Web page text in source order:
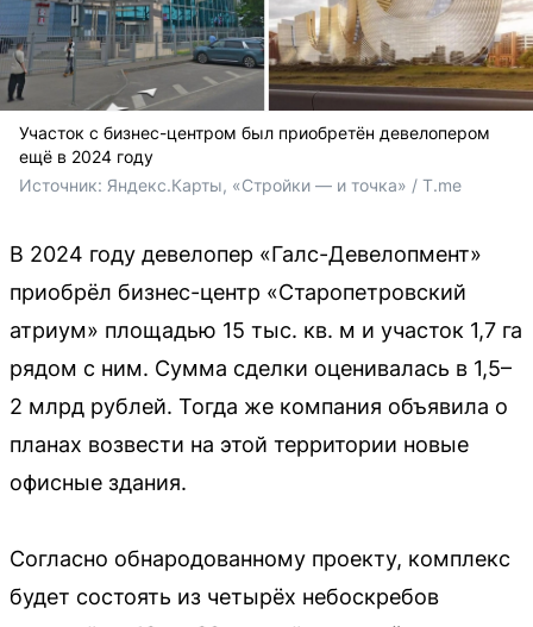
Участок с бизнес-центром был приобретён девелопером
ещё в 2024 году
Источник: Яндекс.Карты, «Стройки — и точка» / T.me
В 2024 году девелопер «Галс-Девелопмент»
приобрёл бизнес-центр «Старопетровский
атриум» площадью 15 тыс. кв. м и участок 1,7 га
рядом с ним. Сумма сделки оценивалась в 1,5–
2 млрд рублей. Тогда же компания объявила о
планах возвести на этой территории новые
офисные здания.
Согласно обнародованному проекту, комплекс
будет состоять из четырёх небоскребов